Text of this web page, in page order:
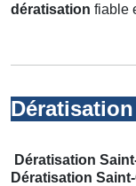
dératisation fiable
Dératisation
Dératisation